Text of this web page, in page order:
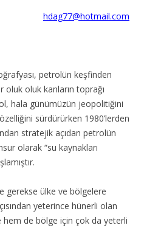
hdag77@hotmail.com
petrolün keşfinden
oluk oluk kanların toprağı
hala günümüzün jeopolitiğini
sürdürürken 1980’lerden
stratejik açıdan petrolün
olarak “su kaynakları
gerekse ülke ve bölgelere
yeterince hünerli olan
hem de bölge için çok da yeterli